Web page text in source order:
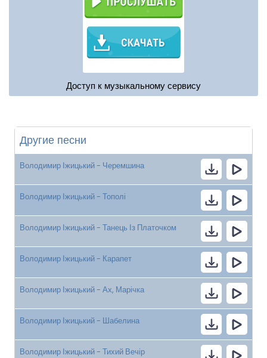
Доступ к музыкальному сервису
Другие песни
Володимир Іжицький - Черемшина
Володимир Іжицький - Тополі
Володимир Іжицький - Танець Із Платочком
Володимир Іжицький - Карапет
Володимир Іжицький - Ах, Марічка
Володимир Іжицький - Шабелина
Володимир Іжицький - Тихий Вечір